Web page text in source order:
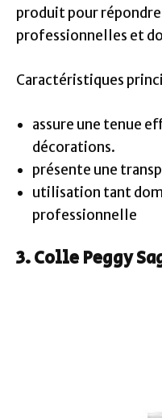
produit pour
professionnelles et
Caractéristiques
assure une tenue
décorations.
présente une
utilisation tant
professionnelle
3. Colle Peggy